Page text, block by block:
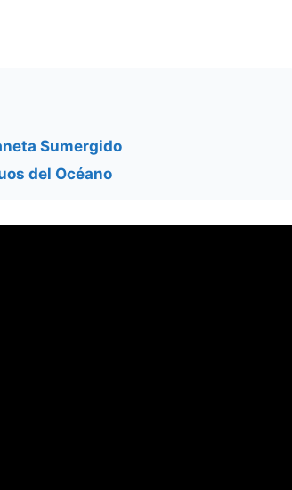
Sumergido
del Océano